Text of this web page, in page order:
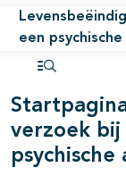
een
open-
open-
verzoek
psychische